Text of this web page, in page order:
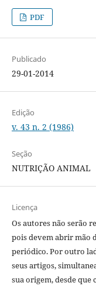
PDF
Publicado
29-01-2014
Edição
v. 43 n. 2 (1986)
Seção
NUTRIÇÃO ANIMAL
Licença
Os autores não serão
pois devem abrir mão
periódico. Por outro
seus artigos,
sua origem, desde